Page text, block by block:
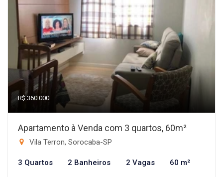
R$ 360.000
Apartamento à Venda com 3 quartos, 60m²
Vila Terron, Sorocaba-SP
3 Quartos 2 Banheiros 2 Vagas 60 m²